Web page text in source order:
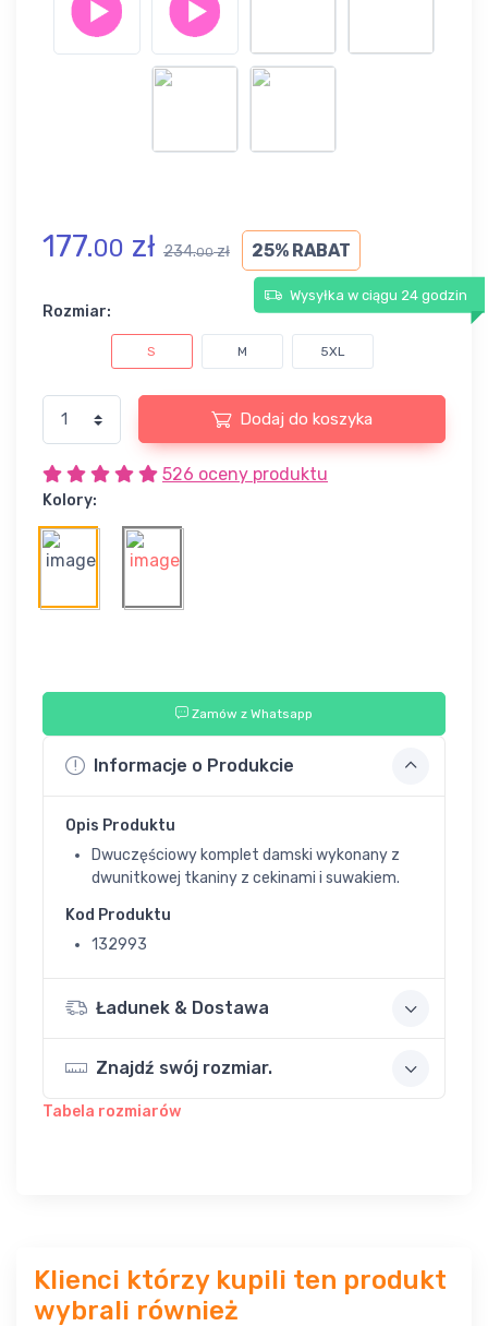
177.00 zł 234.00zł 25% RABAT
Wysyłka w ciągu 24 godzin
Rozmiar:
S M 5XL
Dodaj do koszyka
526 oceny produktu
Kolory:
Zamów z Whatsapp
Informacje o Produkcie
Opis Produktu
Dwuczęściowy komplet damski wykonany z
dwunitkowej tkaniny z cekinami i suwakiem.
Kod Produktu
132993
Ładunek & Dostawa
Znajdź swój rozmiar.
Tabela rozmiarów
Klienci którzy kupili ten produkt
wybrali również